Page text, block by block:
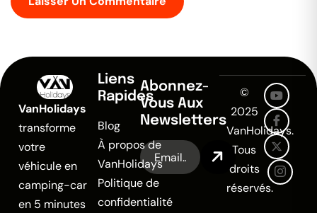
VanHolidays
transforme
votre
véhicule en
camping-car
en 5 minutes
Liens
Rapides
Blog
À propos de
VanHolidays
Politique de
confidentialité
Abonnez-
Vous Aux
Newsletters
©
2025
VanHolidays.
Tous
droits
réservés.